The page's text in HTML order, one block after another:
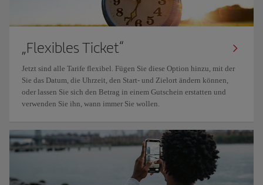
„Flexibles Ticket“
Jetzt sind alle Tarife flexibel. Fügen Sie diese Option hinzu, mit der
Sie das Datum, die Uhrzeit, den Start- und Zielort ändern können,
oder lassen Sie sich den Betrag in einem Gutschein erstatten und
verwenden Sie ihn, wann immer Sie wollen.